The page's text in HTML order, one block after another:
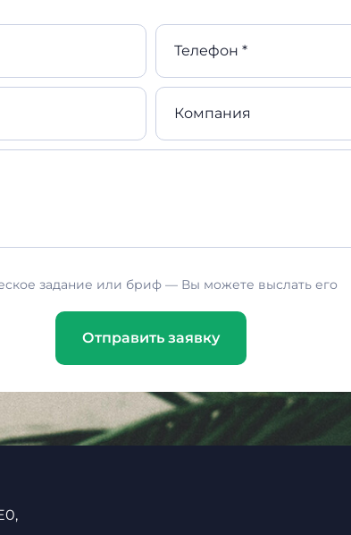
Телефон *
Компания
задание или бриф — Вы можете выслать его
Отправить заявку